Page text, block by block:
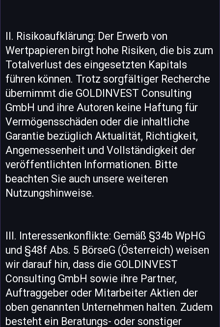
II. Risikoaufklärung: Der Erwerb von
Wertpapieren birgt hohe Risiken, die bis zum
Totalverlust des eingesetzten Kapitals
führen können. Trotz sorgfältiger Recherche
übernimmt die GOLDINVEST Consulting
GmbH und ihre Autoren keine Haftung für
Vermögensschäden oder die inhaltliche
Garantie bezüglich Aktualität, Richtigkeit,
Angemessenheit und Vollständigkeit der
veröffentlichten Informationen. Bitte
beachten Sie auch unsere weiteren
Nutzungshinweise.
III. Interessenkonflikte: Gemäß §34b WpHG
und §48f Abs. 5 BörseG (Österreich) weisen
wir darauf hin, dass die GOLDINVEST
Consulting GmbH sowie ihre Partner,
Auftraggeber oder Mitarbeiter Aktien der
oben genannten Unternehmen halten. Zudem
besteht ein Beratungs- oder sonstiger